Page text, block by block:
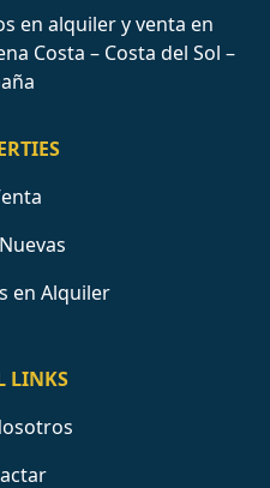
en alquiler y venta en
Costa – Costa del Sol –
en Alquiler
LINKS